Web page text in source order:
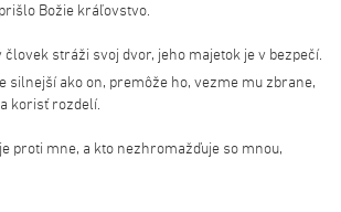
Božie kráľovstvo.
stráži svoj dvor, jeho majetok je v bezpečí.
silnejší ako on, premôže ho, vezme mu zbrane,
korisť rozdelí.
proti mne, a kto nezhromažďuje so mnou,